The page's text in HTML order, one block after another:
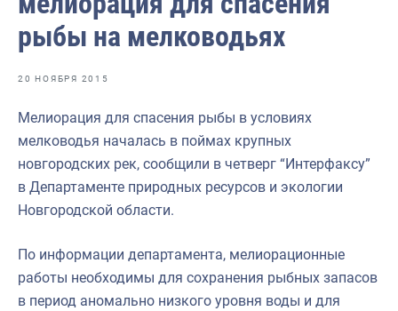
Отраслевые СМИ
Выставки и конференции
Научно-практическая литература
Рыбоохрана России
Отрасль в цифрах
Большая африканская экспедиция
Укрепление духовно-нравственных ценностей
События в России и мире
рыбы на мелководьях
20 НОЯБРЯ 2015
Мелиорация для спасения рыбы в условиях
мелководья началась в поймах крупных
новгородских рек, сообщили в четверг “Интерфаксу”
в Департаменте природных ресурсов и экологии
Новгородской области.
По информации департамента, мелиорационные
работы необходимы для сохранения рыбных запасов
в период аномально низкого уровня воды и для